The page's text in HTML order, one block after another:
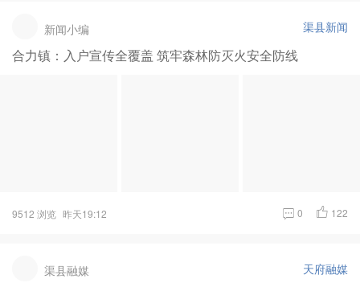
新闻小编 渠县新闻
合力镇：入户宣传全覆盖 筑牢森林防灭火安全防线
9512 浏览 昨天19:12 0 122
渠县融媒 天府融媒